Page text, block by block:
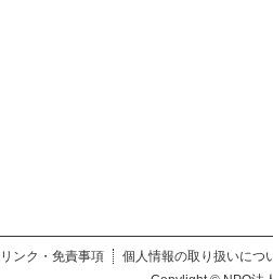
ンク・免責事項 個人情報の取り扱いにつ